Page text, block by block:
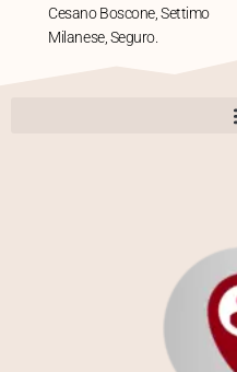
Cesano Boscone, Settimo
Milanese, Seguro.